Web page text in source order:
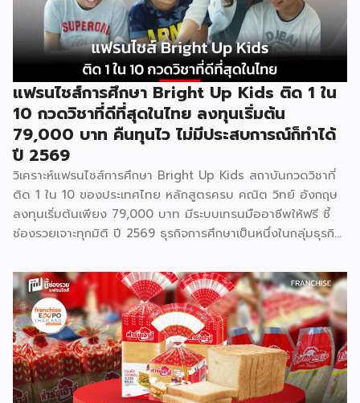
แฟรนไชส์การศึกษา Bright Up Kids ติด 1 ใน
10 กวดวิชาที่ดีที่สุดในไทย ลงทุนเริ่มต้น
79,000 บาท คืนทุนไว ไม่มีประสบการณ์ก็ทำได้
ปี 2569
วิเคราะห์แฟรนไชส์การศึกษา Bright Up Kids สถาบันกวดวิชาที่
ติด 1 ใน 10 ของประเทศไทย หลักสูตรครบ คณิต วิทย์ อังกฤษ
ลงทุนเริ่มต้นเพียง 79,000 บาท มีระบบเทรนมืออาชีพให้ฟรี ชี้
ช่องรวยเจาะทุกมิติ ปี 2569 ธุรกิจการศึกษาเป็นหนึ่งในกลุ่มธุรกิจ
ปกครองไทยให้ความสำคัญกับการเรียนของลูกหลานเสมอ และ
Bright Up Kids คือแบรนด์แฟรนไชส์การศึกษาที่เข้ามาตอบ
โจทย์นี้ ด้วยหลักสูตรที่ได้รับการยอมรับว่าติด 1 ใน 10 กวดวิชาที่
ดีที่สุดในประเทศไทย จุดเด่นสำคัญคืองบลงทุนเริ่มต้นเพียง
79,000 บาท พร้อมระบบเทรนแบบมืออาชีพให้ฟรี ทำให้ผู้ที่ไม่มี
ประสบการณ์ด้านการสอนมาก่อนก็สามารถเป็นเจ้าของธุรกิจกวด
วิชาได้ รู้จัก Bright Up Kids ก่อนตัดสินใจ Bright Up Kids